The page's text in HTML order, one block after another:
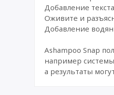
Добавление
Оживите и
Добавление
Ashampoo Snap
например
а результаты